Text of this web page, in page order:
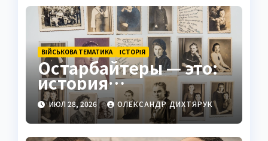
ВІЙСЬКОВА ТЕМАТИКА ІСТОРІЯ
Остарбайтеры — это:
история
принудительного
труда украинцев
ИЮЛ 28, 2026 ОЛЕКСАНДР ДИХТЯРУК